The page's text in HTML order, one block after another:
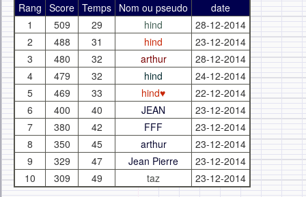
Rang Score Temps Nom ou pseudo
date
1
509 29 hind
28-12-2014
2
488 31 hind
23-12-2014
3
480 32 arthur
28-12-2014
4
479 32 hind
24-12-2014
5
469 33 hind♥
22-12-2014
6
400 40 JEAN
23-12-2014
7
380 42 FFF
23-12-2014
8
350 45 arthur
23-12-2014
9
329 47 Jean Pierre
23-12-2014
10
309 49 taz 23-12-2014